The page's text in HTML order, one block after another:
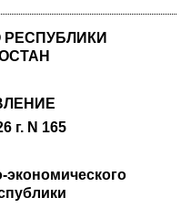
г. N 165
экономического